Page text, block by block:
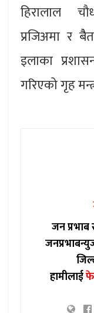
हिरालाल
प्रजिअमा र
इलाका
गरिएको गृह
जन प्रभाब
हामीलाई